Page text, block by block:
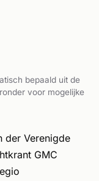
bepaald uit de
voor mogelijke
der Verenigde
GMC